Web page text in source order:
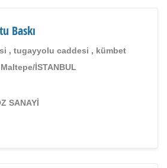
Baskı
, tugayyolu caddesi , kümbet
İSTANBUL
SANAYİ